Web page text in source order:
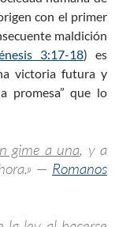
con el primer
maldición
3:17-18) es
victoria futura y
promesa” que lo
gime a una, y a
— Romanos